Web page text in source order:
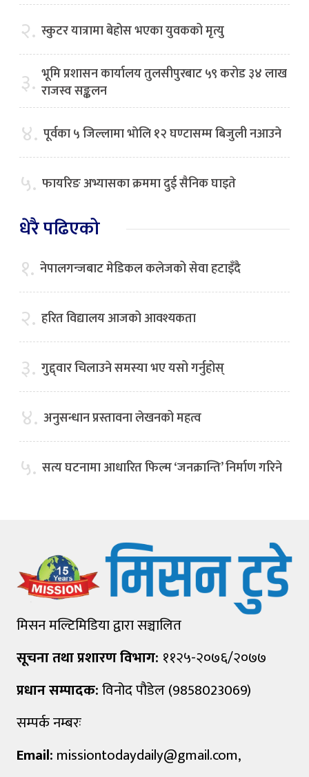
२. स्कुटर यात्रामा बेहोस भएका युवकको मृत्यु
३. भूमि प्रशासन कार्यालय तुलसीपुरबाट ५९ करोड ३४ लाख
राजस्व सङ्कलन
४. पूर्वका ५ जिल्लामा भाेलि १२ घण्टासम्म बिजुली नआउने
५. फायरिङ अभ्यासका क्रममा दुई सैनिक घाइते
धेरै पढिएको
१. नेपालगन्जबाट मेडिकल कलेजको सेवा हटाइँदै
२. हरित विद्यालय आजको आवश्यकता
३. गुद्द्वार चिलाउने समस्या भए यसो गर्नुहोस्
४. अनुसन्धान प्रस्तावना लेखनको महत्व
५. सत्य घटनामा आधारित फिल्म ‘जनक्रान्ति’ निर्माण गरिने
मिसन मल्टिमिडिया द्वारा सञ्चालित
सूचना तथा प्रशारण विभाग: ११२५-२०७६/२०७७
प्रधान सम्पादक:विनोद पौडेल (9858023069)
सम्पर्क नम्बरः
Email: missiontodaydaily@gmail.com,